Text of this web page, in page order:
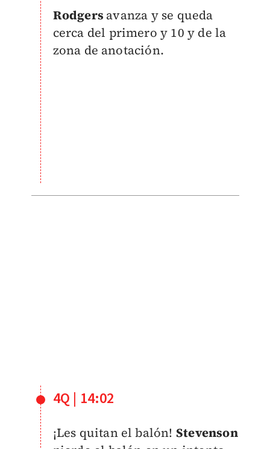
Rodgers avanza y se queda
cerca del primero y 10 y de la
zona de anotación.
4Q | 14:02
¡Les quitan el balón! Stevenson